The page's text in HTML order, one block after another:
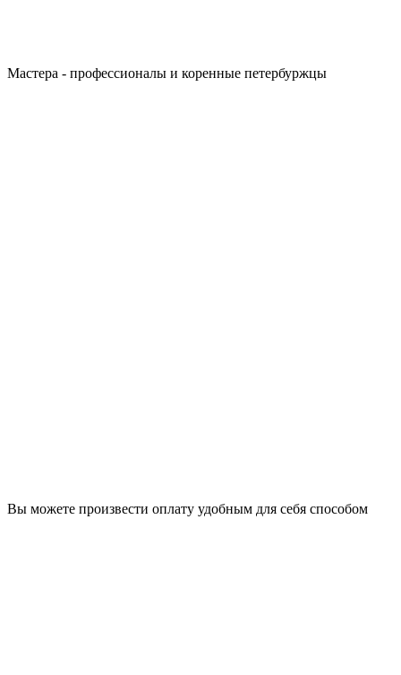
Мастера - профессионалы и коренные петербуржцы
Вы можете произвести оплату удобным для себя способом